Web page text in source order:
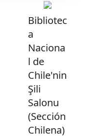
Bibliotec
a
Naciona
l de
Chile'nin
Şili
Salonu
(Sección
Chilena)